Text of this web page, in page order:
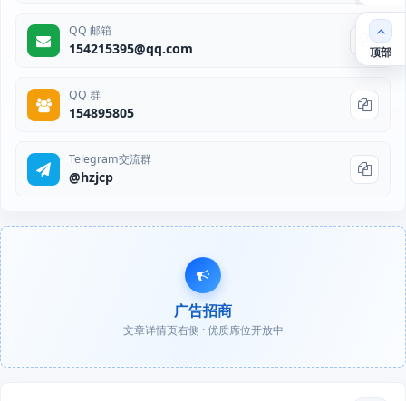
QQ 邮箱
154215395@qq.com
QQ 群
154895805
Telegram交流群
@hzjcp
广告招商
文章详情页右侧 · 优质席位开放中
顶部